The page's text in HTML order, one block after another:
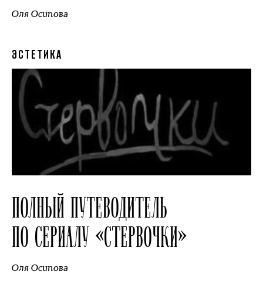
Оля Осипова
ЭСТЕТИКА
ПОЛНЫЙ ПУТЕВОДИТЕЛЬ
ПО СЕРИАЛУ «СТЕРВОЧКИ»
Оля Осипова